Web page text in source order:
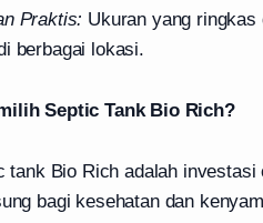
Praktis: Ukuran yang ringkas
berbagai lokasi.
Septic Tank Bio Rich?
tank Bio Rich adalah
bagi kesehatan dan